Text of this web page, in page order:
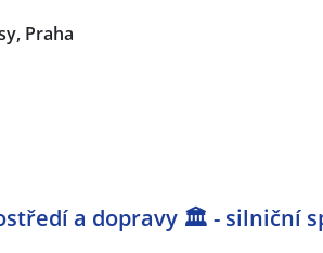
Praha
a dopravy 🏛️ - silniční